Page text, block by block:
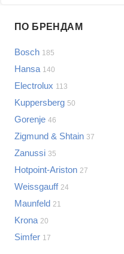
LG
Sony
Bosch
Asus
Lenovo
Indesit
JBL
Показать еще
Проблемы по категориям
Варочные панели
Сотовые телефоны
Планшеты
ПО БРЕНДАМ
Bosch 185
Hansa 140
Electrolux 113
Kuppersberg 50
Gorenje 46
Zigmund & Shtain 37
Zanussi 35
Hotpoint-Ariston 27
Weissgauff 24
Maunfeld 21
Krona 20
Simfer 17